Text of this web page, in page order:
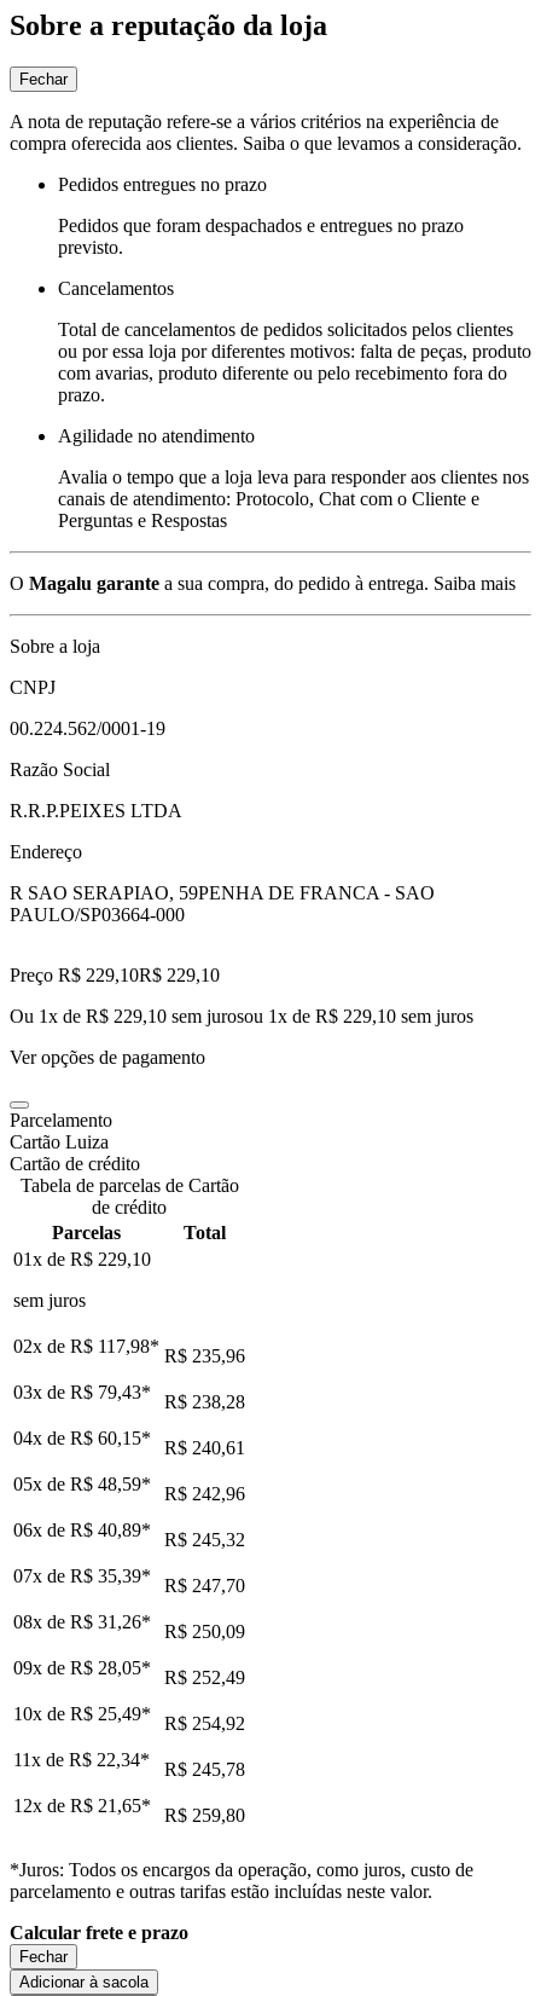
Sobre a reputação da loja
Fechar
A nota de reputação refere-se a vários critérios na experiência de
compra oferecida aos clientes. Saiba o que levamos a consideração.
Pedidos entregues no prazo
Pedidos que foram despachados e entregues no prazo
previsto.
Cancelamentos
Total de cancelamentos de pedidos solicitados pelos clientes
ou por essa loja por diferentes motivos: falta de peças, produto
com avarias, produto diferente ou pelo recebimento fora do
prazo.
Agilidade no atendimento
Avalia o tempo que a loja leva para responder aos clientes nos
canais de atendimento: Protocolo, Chat com o Cliente e
Perguntas e Respostas
O Magalu garante a sua compra, do pedido à entrega. Saiba mais
Sobre a loja
CNPJ
00.224.562/0001-19
Razão Social
R.R.P.PEIXES LTDA
Endereço
R SAO SERAPIAO, 59PENHA DE FRANCA - SAO
PAULO/SP03664-000
Preço R$ 229,10R$ 229,10
Ou 1x de R$ 229,10 sem jurosou 1x de R$ 229,10 sem juros
Ver opções de pagamento
Parcelamento
Cartão Luiza
Cartão de crédito
Tabela de parcelas de Cartão
de crédito
Parcelas
Total
01x de R$ 229,10
sem juros
02x de R$ 117,98* R$ 235,96
03x de R$ 79,43*
R$ 238,28
04x de R$ 60,15*
R$ 240,61
05x de R$ 48,59*
R$ 242,96
06x de R$ 40,89*
R$ 245,32
07x de R$ 35,39*
R$ 247,70
08x de R$ 31,26*
R$ 250,09
09x de R$ 28,05*
R$ 252,49
10x de R$ 25,49*
R$ 254,92
11x de R$ 22,34*
R$ 245,78
12x de R$ 21,65* R$ 259,80
*Juros: Todos os encargos da operação, como juros, custo de
parcelamento e outras tarifas estão incluídas neste valor.
Calcular frete e prazo
Fechar
Adicionar à sacola